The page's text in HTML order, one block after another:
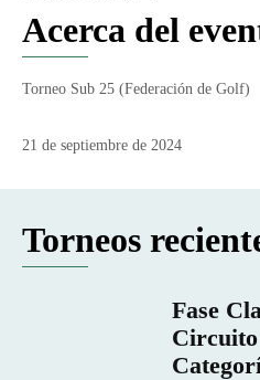
Acerca del
Torneo Sub 25 (Federación de Golf)
21 de septiembre de 2024
Torneos
Fase
Circuito